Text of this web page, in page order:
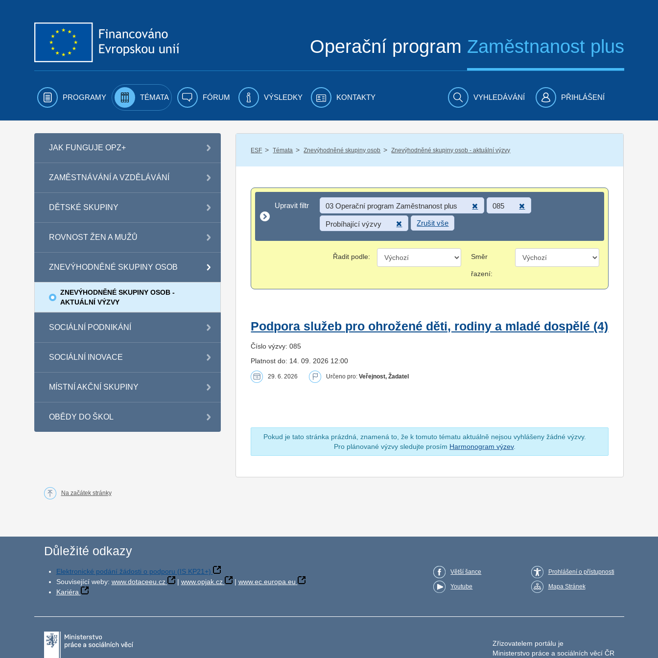
Operační program Zaměstnanost plus
PROGRAMY TÉMATA FÓRUM VÝSLEDKY KONTAKTY VYHLEDÁVÁNÍ PŘIHLÁŠENÍ
JAK FUNGUJE OPZ+
ZAMĚSTNÁVÁNÍ A VZDĚLÁVÁNÍ
DĚTSKÉ SKUPINY
ROVNOST ŽEN A MUŽŮ
ZNEVÝHODNĚNÉ SKUPINY OSOB
ZNEVÝHODNĚNÉ SKUPINY OSOB -
AKTUÁLNÍ VÝZVY
SOCIÁLNÍ PODNIKÁNÍ
SOCIÁLNÍ INOVACE
MÍSTNÍ AKČNÍ SKUPINY
OBĚDY DO ŠKOL
ESF / Témata / Znevýhodněné skupiny osob / Znevýhodněné skupiny osob - aktuální výzvy
Upravit filtr
Upravit filtr 03 Operační program Zaměstnanost plus 085
Probíhající výzvy Zrušit vše
Řadit podle: Směr
řazení:
Podpora služeb pro ohrožené děti, rodiny a mladé dospělé (4)
Číslo výzvy: 085
Platnost do: 14. 09. 2026 12:00
29. 6. 2026 Určeno pro:Veřejnost, Žadatel
Pokud je tato stránka prázdná, znamená to, že k tomuto tématu aktuálně nejsou vyhlášeny žádné výzvy.
Pro plánované výzvy sledujte prosím Harmonogram výzev.
Na začátek stránky
Důležité odkazy
Elektronické podání žádosti o podporu (IS KP21+)
Související weby: www.dotaceeu.cz | www.opjak.cz | www.ec.europa.eu
Kariéra
Větší šance
Youtube
Prohlášení o přístupnosti
Mapa Stránek
Zřizovatelem portálu je
Ministerstvo práce a sociálních věcí ČR